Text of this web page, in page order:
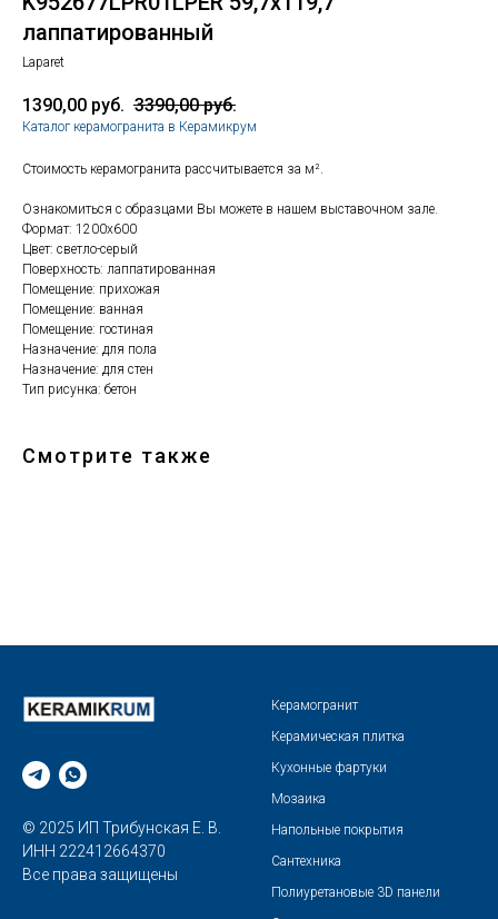
лаппатированный
Laparet
1390,00 руб. 3390,00 руб.
Каталог керамогранита в Керамикрум
Стоимость керамогранита рассчитывается за м².
Ознакомиться с образцами Вы можете в нашем выставочном зале.
Формат: 1200х600
Цвет: светло-серый
Поверхность: лаппатированная
Помещение: прихожая
Помещение: ванная
Помещение: гостиная
Назначение: для пола
Назначение: для стен
Тип рисунка: бетон
Смотрите также
© 2025 ИП Трибунская Е. В.
ИНН 222412664370
Все права защищены
Керамогранит
Керамическая плитка
Кухонные фартуки
Мозаика
Напольные покрытия
Сантехника
Полиуретановые 3D панели